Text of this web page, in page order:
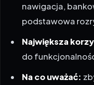
nawigacja,
podstawowa
Największa
do
Na co uważać: